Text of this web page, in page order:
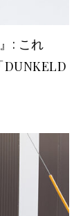
: これ
DUNKELD